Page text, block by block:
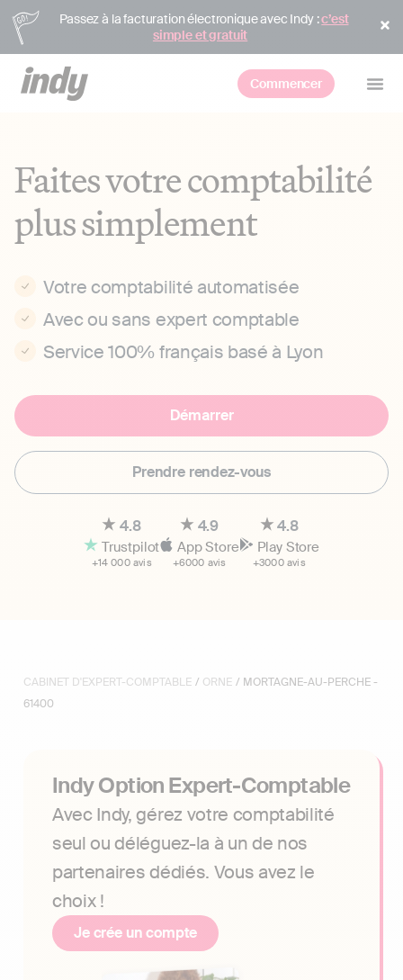
Passez à la facturation électronique avec Indy :c’est
simple et gratuit
Commencer
Faites votre comptabilité
plus simplement
Votre comptabilité automatisée
Avec ou sans expert comptable
Service 100% français basé à Lyon
Démarrer
Prendre rendez-vous
4.8
Trustpilot
+14 000 avis
4.9
App Store
+6000 avis
4.8
Play Store
+3000 avis
CABINET D'EXPERT-COMPTABLE / ORNE / MORTAGNE-AU-PERCHE -
61400
Indy Option Expert-Comptable
Avec Indy, gérez votre comptabilité
seul ou déléguez-la à un de nos
partenaires dédiés. Vous avez le
choix !
Je crée un compte